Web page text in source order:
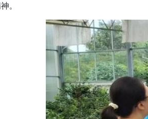
。